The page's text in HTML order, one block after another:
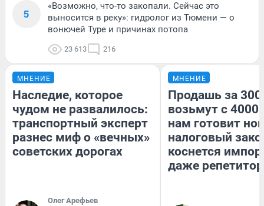
5
«Возможно, что-то закопали. Сейчас это
выносится в реку»: гидролог из Тюмени — о
вонючей Туре и причинах потопа
23 613 216
МНЕНИЕ
Наследие, которое
чудом не развалилось:
транспортный эксперт
разнес миф о «вечных»
советских дорогах
Олег Арефьев
МНЕНИЕ
Продашь за
возьмут с
нам готовит
налоговый
коснется
даже